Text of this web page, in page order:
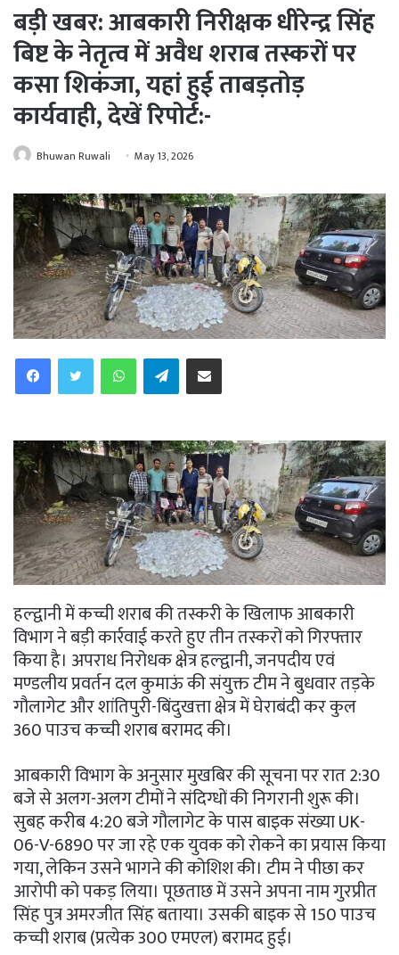
बड़ी खबर: आबकारी निरीक्षक धीरेन्द्र सिंह
बिष्ट के नेतृत्व में अवैध शराब तस्करों पर
कसा शिकंजा, यहां हुई ताबड़तोड़
कार्यवाही, देखें रिपोर्ट:-
Bhuwan Ruwali May 13, 2026
WhatsAppTelegramShare via Email
हल्द्वानी में कच्ची शराब की तस्करी के खिलाफ आबकारी
विभाग ने बड़ी कार्रवाई करते हुए तीन तस्करों को गिरफ्तार
किया है। अपराध निरोधक क्षेत्र हल्द्वानी, जनपदीय एवं
मण्डलीय प्रवर्तन दल कुमाऊं की संयुक्त टीम ने बुधवार तड़के
गौलागेट और शांतिपुरी-बिंदुखत्ता क्षेत्र में घेराबंदी कर कुल
360 पाउच कच्ची शराब बरामद की।
आबकारी विभाग के अनुसार मुखबिर की सूचना पर रात 2:30
बजे से अलग-अलग टीमों ने संदिग्धों की निगरानी शुरू की।
सुबह करीब 4:20 बजे गौलागेट के पास बाइक संख्या UK-
06-V-6890 पर जा रहे एक युवक को रोकने का प्रयास किया
गया, लेकिन उसने भागने की कोशिश की। टीम ने पीछा कर
आरोपी को पकड़ लिया। पूछताछ में उसने अपना नाम गुरप्रीत
सिंह पुत्र अमरजीत सिंह बताया। उसकी बाइक से 150 पाउच
कच्ची शराब (प्रत्येक 300 एमएल) बरामद हुई।